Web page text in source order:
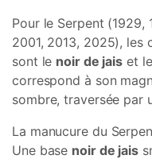
Pour le Serpent (1929,
2001, 2013, 2025), les
sont le noir de jais et
correspond à son
sombre, traversée par
La manucure du
Une base noir de jais